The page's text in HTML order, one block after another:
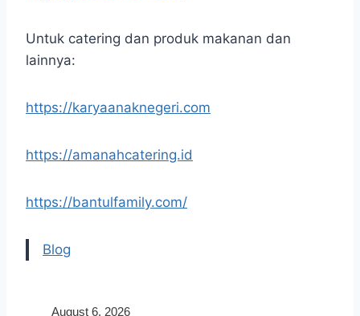
Untuk catering dan produk makanan dan
lainnya:
https://karyaanaknegeri.com
https://amanahcatering.id
https://bantulfamily.com/
Blog